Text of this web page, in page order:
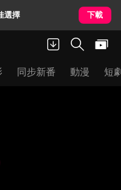
選擇 下載
同步新番 動漫 短